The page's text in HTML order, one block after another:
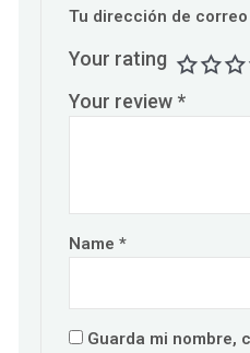
Tu dirección de
Your rating
Your review *
Name*
Guarda mi nombre,